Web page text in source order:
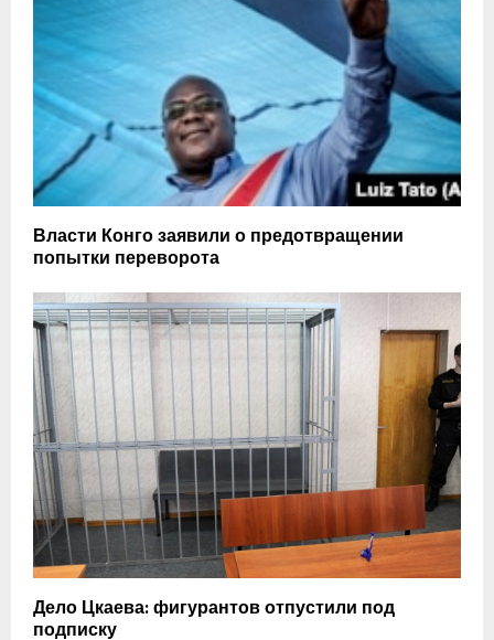
Власти Конго заявили о предотвращении
попытки переворота
Дело Цкаева: фигурантов отпустили под
подписку